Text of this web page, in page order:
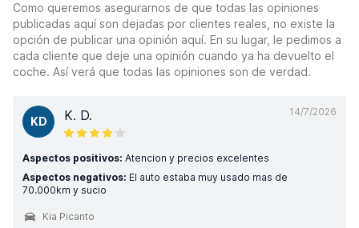
Como queremos asegurarnos de que todas las opiniones
publicadas aquí son dejadas por clientes reales, no existe la
opción de publicar una opinión aquí. En su lugar, le pedimos a
cada cliente que deje una opinión cuando ya ha devuelto el
coche. Así verá que todas las opiniones son de verdad.
14/7/2026
KD K. D.
Aspectos positivos: Atencion y precios excelentes
Aspectos negativos: El auto estaba muy usado mas de
70.000km y sucio
Kia Picanto